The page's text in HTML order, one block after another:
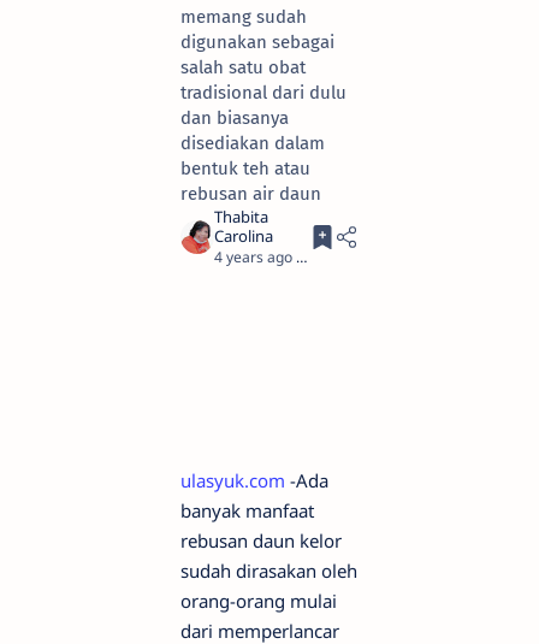
memang sudah
digunakan sebagai
salah satu obat
tradisional dari dulu
dan biasanya
disediakan dalam
bentuk teh atau
rebusan air daun
4 years ago 4
ulasyuk.com -Ada
banyak manfaat
rebusan daun kelor
sudah dirasakan oleh
orang-orang mulai
dari memperlancar